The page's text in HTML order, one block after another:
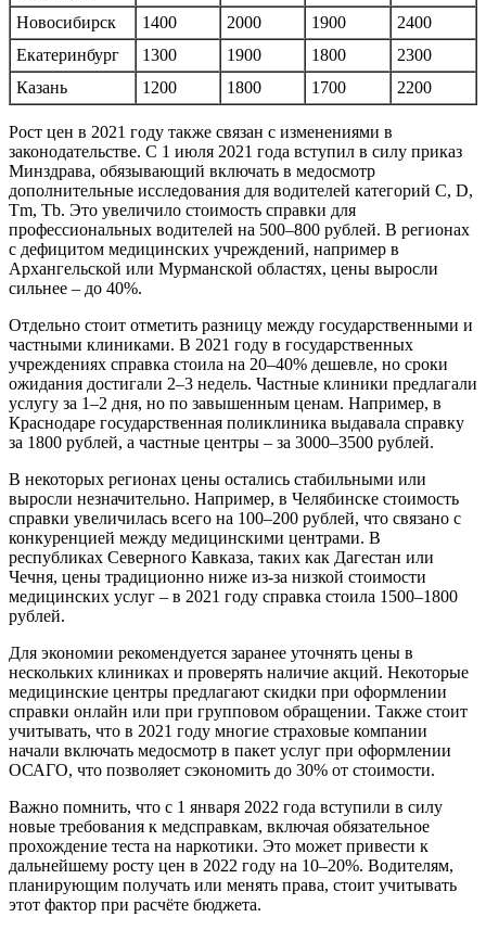
Новосибирск 1400 2000 1900
2400
Екатеринбург
1300 1900 1800
2300
Казань
1200 1800 1700 2200
Рост цен в 2021 году также связан с изменениями в
законодательстве. С 1 июля 2021 года вступил в силу приказ
Минздрава, обязывающий включать в медосмотр
дополнительные исследования для водителей категорий C, D,
Tm, Tb. Это увеличило стоимость справки для
профессиональных водителей на 500–800 рублей. В регионах
с дефицитом медицинских учреждений, например в
Архангельской или Мурманской областях, цены выросли
сильнее – до 40%.
Отдельно стоит отметить разницу между государственными и
частными клиниками. В 2021 году в государственных
учреждениях справка стоила на 20–40% дешевле, но сроки
ожидания достигали 2–3 недель. Частные клиники предлагали
услугу за 1–2 дня, но по завышенным ценам. Например, в
Краснодаре государственная поликлиника выдавала справку
за 1800 рублей, а частные центры – за 3000–3500 рублей.
В некоторых регионах цены остались стабильными или
выросли незначительно. Например, в Челябинске стоимость
справки увеличилась всего на 100–200 рублей, что связано с
конкуренцией между медицинскими центрами. В
республиках Северного Кавказа, таких как Дагестан или
Чечня, цены традиционно ниже из-за низкой стоимости
медицинских услуг – в 2021 году справка стоила 1500–1800
рублей.
Для экономии рекомендуется заранее уточнять цены в
нескольких клиниках и проверять наличие акций. Некоторые
медицинские центры предлагают скидки при оформлении
справки онлайн или при групповом обращении. Также стоит
учитывать, что в 2021 году многие страховые компании
начали включать медосмотр в пакет услуг при оформлении
ОСАГО, что позволяет сэкономить до 30% от стоимости.
Важно помнить, что с 1 января 2022 года вступили в силу
новые требования к медсправкам, включая обязательное
прохождение теста на наркотики. Это может привести к
дальнейшему росту цен в 2022 году на 10–20%. Водителям,
планирующим получать или менять права, стоит учитывать
этот фактор при расчёте бюджета.